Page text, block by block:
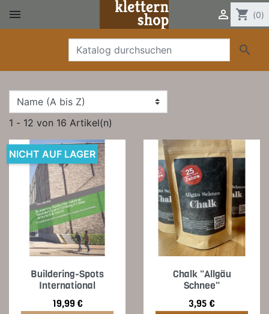
  shopping_cart (0)

1 - 12 von 16 Artikel(n)
Buildering-Spots
International
Preis
19,99 €
NICHT AUF LAGER
Chalk "Allgäu
Schnee"
Preis
3,95 €